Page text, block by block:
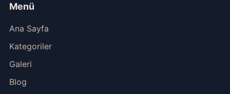
Menü
Ana Sayfa
Kategoriler
Galeri
Blog